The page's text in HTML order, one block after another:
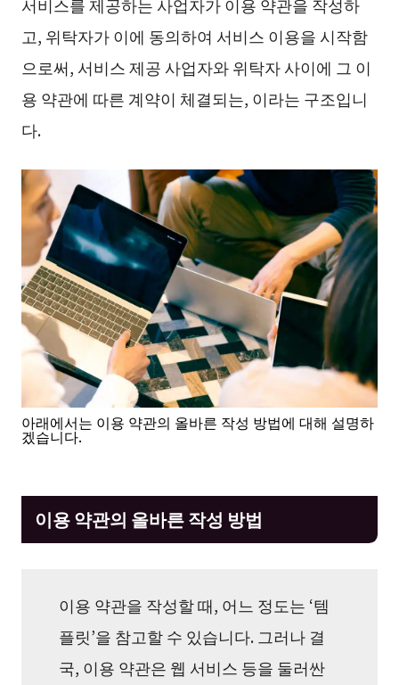
서비스를 제공하는 사업자가 이용 약관을 작성하
고, 위탁자가 이에 동의하여 서비스 이용을 시작함
으로써, 서비스 제공 사업자와 위탁자 사이에 그 이
용 약관에 따른 계약이 체결되는, 이라는 구조입니
다.
아래에서는 이용 약관의 올바른 작성 방법에 대해 설명하
겠습니다.
이용 약관의 올바른 작성 방법
이용 약관을 작성할 때, 어느 정도는 ‘템
플릿’을 참고할 수 있습니다. 그러나 결
국, 이용 약관은 웹 서비스 등을 둘러싼